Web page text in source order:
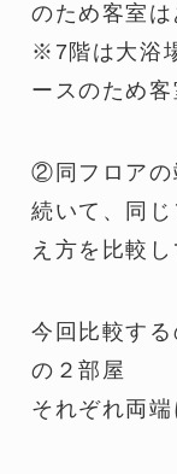
のため客室
※7階は大浴
ースのため
②同フロアの
続いて、同
え方を比較
今回比較する
の２部屋
それぞれ両